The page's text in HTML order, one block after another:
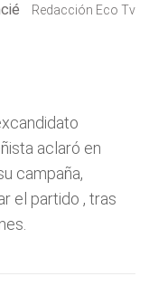
Redacción Eco Tv
aclaró en
campaña,
el partido , tras